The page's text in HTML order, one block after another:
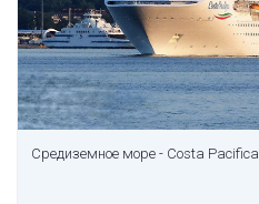
Средиземное море - Costa Pacifica